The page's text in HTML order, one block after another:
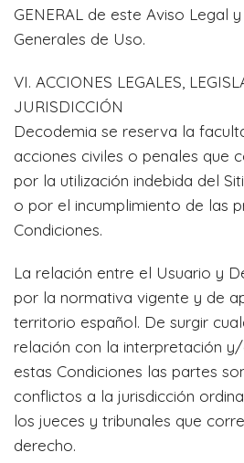
GENERAL de este Aviso Legal
Generales de Uso.
VI. ACCIONES LEGALES,
JURISDICCIÓN
Decodemia se reserva la
acciones civiles o penales que
por la utilización indebida del
o por el incumplimiento de las
Condiciones.
La relación entre el Usuario y
por la normativa vigente y de
territorio español. De surgir
relación con la interpretación
estas Condiciones las partes
conflictos a la jurisdicción
los jueces y tribunales que
derecho.